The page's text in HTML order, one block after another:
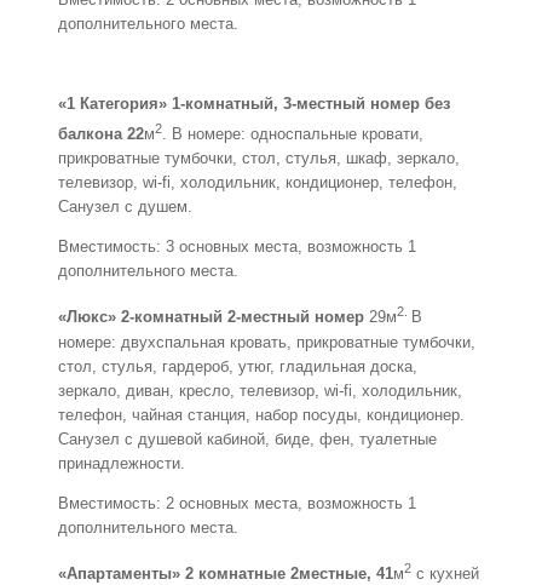
дополнительного места.
«1 Категория» 1-комнатный, 3-местный номер без
балкона 22м2. В номере: односпальные кровати,
прикроватные тумбочки, стол, стулья, шкаф, зеркало,
телевизор, wi-fi, холодильник, кондиционер, телефон,
Санузел с душем.
Вместимость: 3 основных места, возможность 1
дополнительного места.
«Люкс» 2-комнатный 2-местный номер 29м2. В
номере: двухспальная кровать, прикроватные тумбочки,
стол, стулья, гардероб, утюг, гладильная доска,
зеркало, диван, кресло, телевизор, wi-fi, холодильник,
телефон, чайная станция, набор посуды, кондиционер.
Санузел с душевой кабиной, биде, фен, туалетные
принадлежности.
Вместимость: 2 основных места, возможность 1
дополнительного места.
«Апартаменты» 2 комнатные 2местные, 41м2 с кухней